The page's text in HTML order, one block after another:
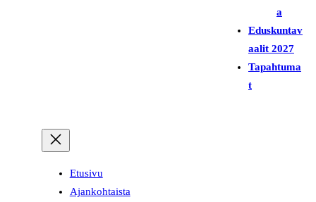
a
Eduskuntav
aalit 2027
Tapahtuma
t
Etusivu
Ajankohtaista